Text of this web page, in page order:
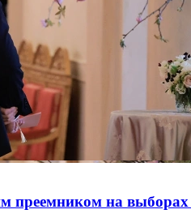
преемником на выборах